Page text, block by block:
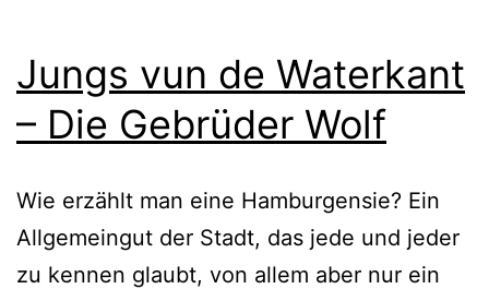
Jungs vun de Waterkant
– Die Gebrüder Wolf
Wie erzählt man eine Hamburgensie? Ein
Allgemeingut der Stadt, das jede und jeder
zu kennen glaubt, von allem aber nur ein